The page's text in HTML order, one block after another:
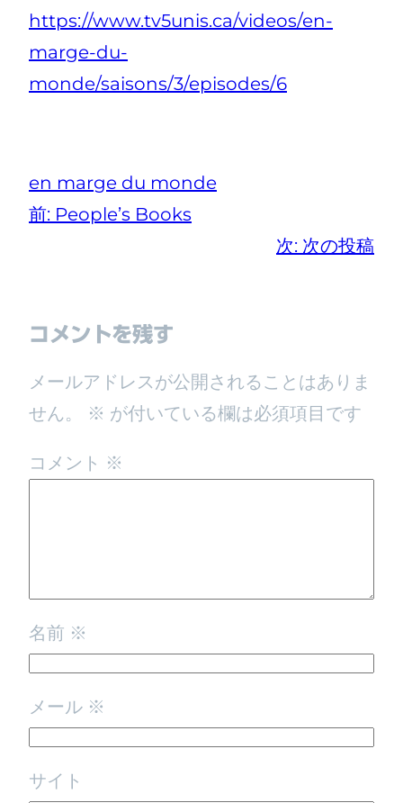
https://www.tv5unis.ca/videos/en-
marge-du-
monde/saisons/3/episodes/6
en marge du monde
前: People’s Books
次: 次の投稿
コメントを残す
メールアドレスが公開されることはありま
せん。
※ が付いている欄は必須項目です
コメント ※
名前 ※
メール ※
サイト